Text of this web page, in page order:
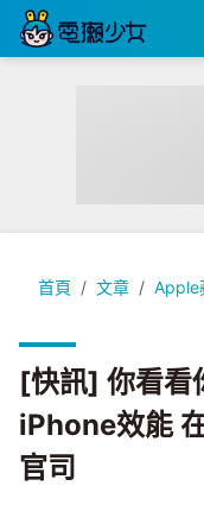
首頁 文章 Apple
[快訊] 你看看你!
[快訊] 你看看
iPhone效能
官司